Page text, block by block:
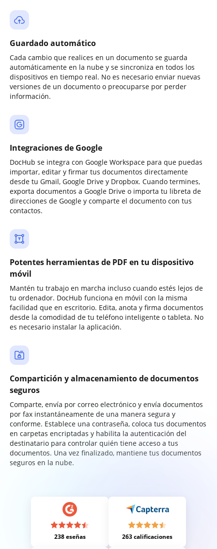
Guardado automático
Cada cambio que realices en un documento se guarda
automáticamente en la nube y se sincroniza en todos los
dispositivos en tiempo real. No es necesario enviar nuevas
versiones de un documento o preocuparse por perder
información.
Integraciones de Google
DocHub se integra con Google Workspace para que puedas
importar, editar y firmar tus documentos directamente
desde tu Gmail, Google Drive y Dropbox. Cuando termines,
exporta documentos a Google Drive o importa tu libreta de
direcciones de Google y comparte el documento con tus
contactos.
Potentes herramientas de PDF en tu dispositivo
móvil
Mantén tu trabajo en marcha incluso cuando estés lejos de
tu ordenador. DocHub funciona en móvil con la misma
facilidad que en escritorio. Edita, anota y firma documentos
desde la comodidad de tu teléfono inteligente o tableta. No
es necesario instalar la aplicación.
Compartición y almacenamiento de documentos
seguros
Comparte, envía por correo electrónico y envía documentos
por fax instantáneamente de una manera segura y
conforme. Establece una contraseña, coloca tus documentos
en carpetas encriptadas y habilita la autenticación del
destinatario para controlar quién tiene acceso a tus
documentos. Una vez finalizado, mantiene tus documentos
seguros en la nube.
238 eseñas 263 calificaciones